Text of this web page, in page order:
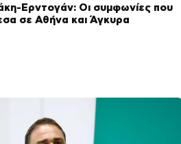
Ερντογάν: Οι συμφωνίες που
σε Αθήνα και Άγκυρα